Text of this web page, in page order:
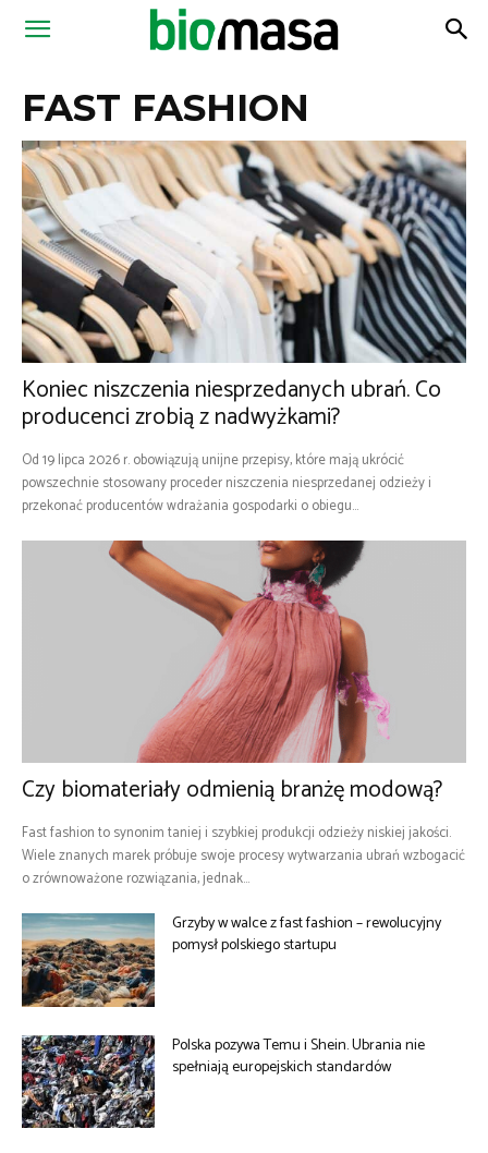
Magazyn
FAST FASHION
Koniec niszczenia niesprzedanych ubrań. Co
producenci zrobią z nadwyżkami?
Od 19 lipca 2026 r. obowiązują unijne przepisy, które mają ukrócić
powszechnie stosowany proceder niszczenia niesprzedanej odzieży i
przekonać producentów wdrażania gospodarki o obiegu...
Czy biomateriały odmienią branżę modową?
Fast fashion to synonim taniej i szybkiej produkcji odzieży niskiej jakości.
Wiele znanych marek próbuje swoje procesy wytwarzania ubrań wzbogacić
o zrównoważone rozwiązania, jednak...
Grzyby w walce z fast fashion – rewolucyjny
pomysł polskiego startupu
Polska pozywa Temu i Shein. Ubrania nie
spełniają europejskich standardów